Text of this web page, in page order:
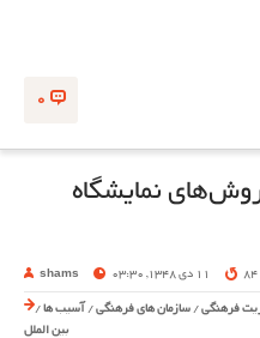
0
پرفروش‌های نمایشگاه
shams 11 دی 1348, 03:30 84
فرهنگی / سازمان های فرهنگی / آسیب ها /
بین الملل